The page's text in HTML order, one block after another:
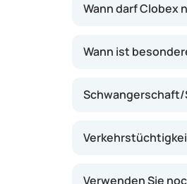
Wann darf Clobex
Wann ist
Verwenden Sie